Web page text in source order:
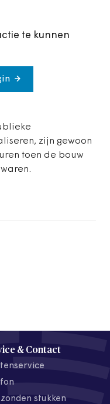
te kunnen
zijn gewoon
toen de bouw
& Contact
stukken